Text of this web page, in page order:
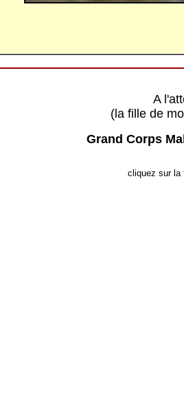
A
(la fille de
Grand Corps
cliquez sur la